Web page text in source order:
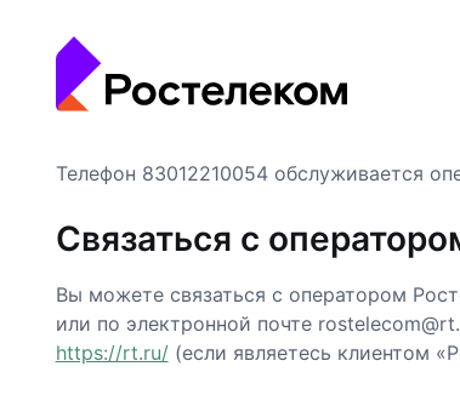
Телефон 83012210054 обслуживается
Связаться с
Вы можете связаться с оператором
или по электронной почте
https://rt.ru/(если являетесь клиентом